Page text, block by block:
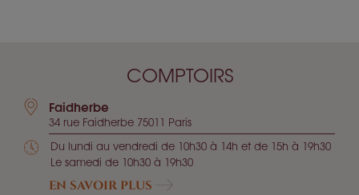
COMPTOIRS
Faidherbe
34 rue Faidherbe 75011 Paris
Du lundi au vendredi de 10h30 à 14h et de 15h à 19h30
Le samedi de 10h30 à 19h30
EN SAVOIR PLUS